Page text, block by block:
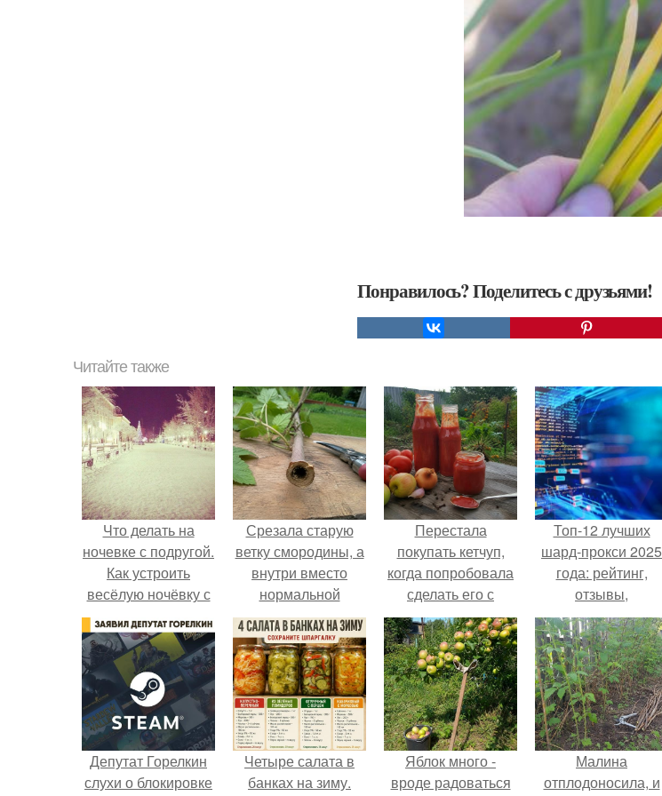
Понравилось? Поделитесь с друзьями!
Читайте также
Что делать на
ночевке с подругой.
Как устроить
весёлую ночёвку с
подружками
Срезала старую
ветку смородины, а
внутри вместо
нормальной
светлой
сердцевины
оказалась чёрная
пустота.
Перестала
покупать кетчуп,
когда попробовала
сделать его с
яблоками.
Топ-12 лучших
шард-прокси 2025
года: рейтинг,
отзывы,
особенности
Депутат Горелкин
слухи о блокировке
Четыре салата в
банках на зиму.
Яблок много -
вроде радоваться
Малина
отплодоносила, и